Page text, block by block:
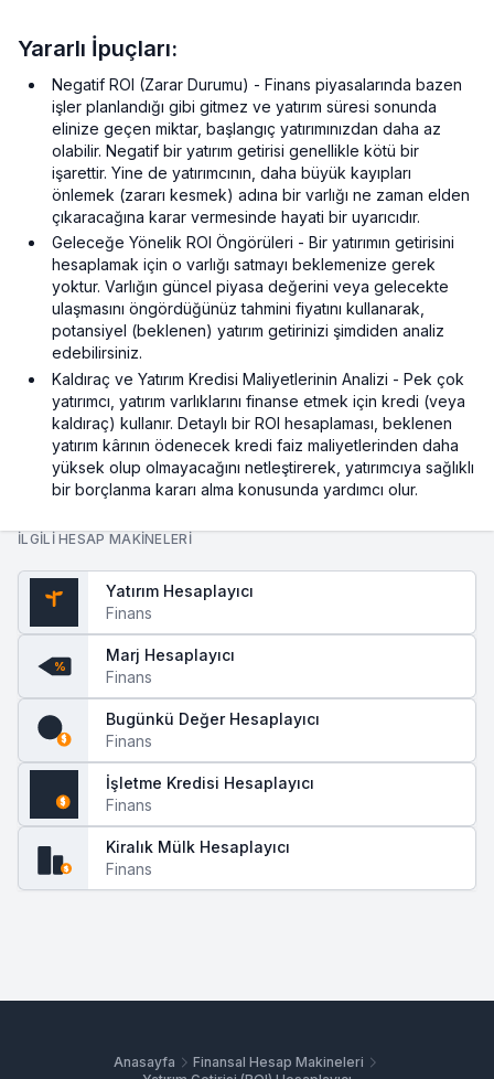
Yararlı İpuçları:
Negatif ROI (Zarar Durumu) - Finans piyasalarında bazen
işler planlandığı gibi gitmez ve yatırım süresi sonunda
elinize geçen miktar, başlangıç yatırımınızdan daha az
olabilir. Negatif bir yatırım getirisi genellikle kötü bir
işarettir. Yine de yatırımcının, daha büyük kayıpları
önlemek (zararı kesmek) adına bir varlığı ne zaman elden
çıkaracağına karar vermesinde hayati bir uyarıcıdır.
Geleceğe Yönelik ROI Öngörüleri - Bir yatırımın getirisini
hesaplamak için o varlığı satmayı beklemenize gerek
yoktur. Varlığın güncel piyasa değerini veya gelecekte
ulaşmasını öngördüğünüz tahmini fiyatını kullanarak,
potansiyel (beklenen) yatırım getirinizi şimdiden analiz
edebilirsiniz.
Kaldıraç ve Yatırım Kredisi Maliyetlerinin Analizi - Pek çok
yatırımcı, yatırım varlıklarını finanse etmek için kredi (veya
kaldıraç) kullanır. Detaylı bir ROI hesaplaması, beklenen
yatırım kârının ödenecek kredi faiz maliyetlerinden daha
yüksek olup olmayacağını netleştirerek, yatırımcıya sağlıklı
bir borçlanma kararı alma konusunda yardımcı olur.
İLGILI HESAP MAKINELERI
Yatırım Hesaplayıcı
Finans
%
Marj Hesaplayıcı
Finans
$
Bugünkü Değer Hesaplayıcı
Finans
$
İşletme Kredisi Hesaplayıcı
Finans
$
Kiralık Mülk Hesaplayıcı
Finans
Anasayfa
Finansal Hesap Makineleri